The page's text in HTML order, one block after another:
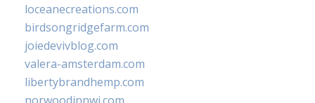
loceanecreations.com
birdsongridgefarm.com
joiedevivblog.com
valera-amsterdam.com
libertybrandhemp.com